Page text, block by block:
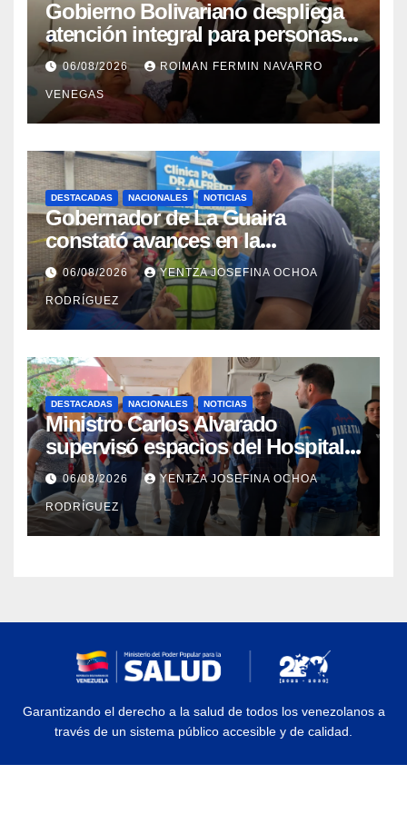
Gobierno Bolivariano despliega
atención integral para personas
con discapacidad en
campamentos de La Guaira
06/08/2026 ROIMAN FERMIN NAVARRO
VENEGAS
DESTACADAS NACIONALES NOTICIAS
Gobernador de La Guaira
constató avances en la
rehabilitación del Hospitalito de
Catia la Mar
06/08/2026 YENTZA JOSEFINA OCHOA
RODRÍGUEZ
DESTACADAS NACIONALES NOTICIAS
Ministro Carlos Alvarado
supervisó espacios del Hospital
Dermatológico Dr. Martín Vegas
en La Guaira
06/08/2026 YENTZA JOSEFINA OCHOA
RODRÍGUEZ
Garantizando el derecho a la salud de todos los venezolanos a
través de un sistema público accesible y de calidad.